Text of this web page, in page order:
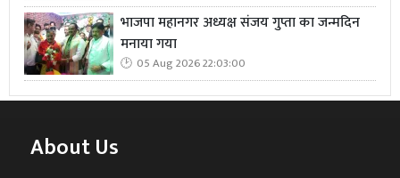
भाजपा महानगर अध्यक्ष संजय गुप्ता का जन्मदिन
मनाया गया
05 Aug 2026 22:03:00
About Us